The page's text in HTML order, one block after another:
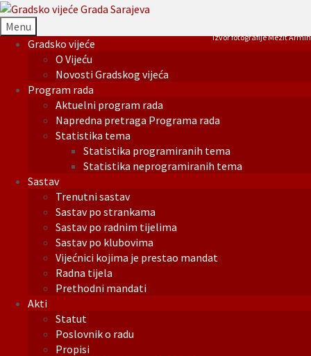
Menu
Gradsko vijeće
O Vijeću
Novosti Gradskog vijeća
Program rada
Aktuelni program rada
Napredna pretraga Programa rada
Statistika tema
Statistika programiranih tema
Statistika neprogramiranih tema
Sastav
Trenutni sastav
Sastav po strankama
Sastav po radnim tijelima
Sastav po klubovima
Vijećnici kojima je prestao mandat
Radna tijela
Prethodni mandati
Akti
Statut
Poslovnik o radu
Propisi
Izvor fotografije Mezit Armin